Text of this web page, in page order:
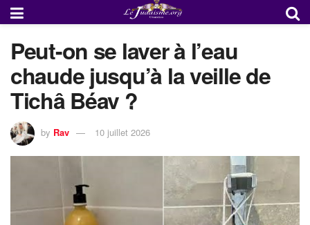
Peut-on se laver à l’eau
chaude jusqu’à la veille de
Tichâ Béav ?
by Rav 10 juillet 2026